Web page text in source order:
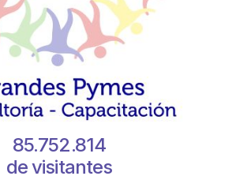
85.752.814
de visitantes